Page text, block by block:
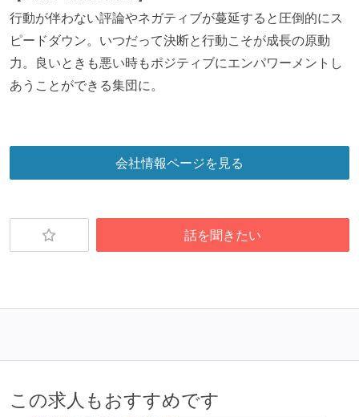
行動が伴わない評論やネガティブが蔓延すると圧倒的にス
ピードダウン。いつだって決断と行動こそが成長の原動
力。良いときも悪い時もポジティブにエンパワーメントし
あうことができる集団に。
会社情報ページを見る
話を聞きたい
この求人もおすすめです